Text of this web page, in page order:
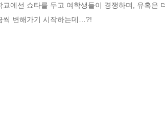
에선 쇼타를 두고 여학생들이 경쟁하며, 유혹은
씩 변해가기 시작하는데…?!